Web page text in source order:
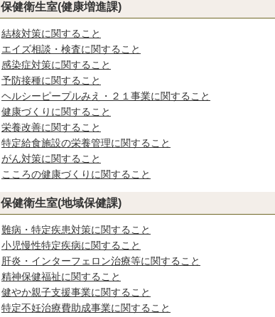
保健衛生室(健康増進課)
結核対策に関すること
エイズ相談・検査に関すること
感染症対策に関すること
予防接種に関すること
ヘルシーピープルみえ・２１事業に関すること
健康づくりに関すること
栄養改善に関すること
特定給食施設の栄養管理に関すること
がん対策に関すること
こころの健康づくりに関すること
保健衛生室(地域保健課)
難病・特定疾患対策に関すること
小児慢性特定疾病に関すること
肝炎・インターフェロン治療等に関すること
精神保健福祉に関すること
健やか親子支援事業に関すること
特定不妊治療費助成事業に関すること